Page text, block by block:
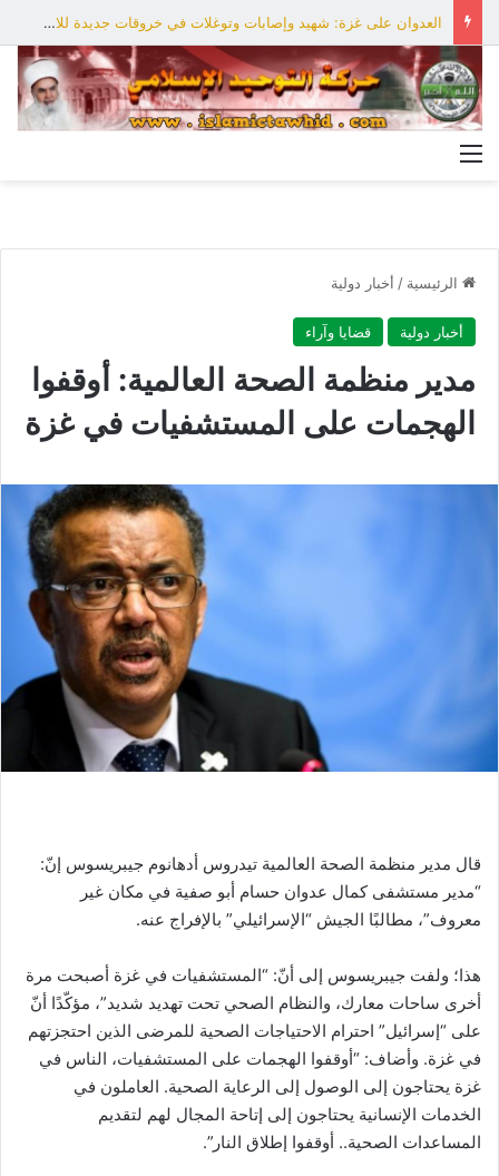
العدوان على غزة: شهيد وإصابات وتوغلات في خروقات جديدة للاحتلال
الرئيسية / أخبار دولية
أخبار دولية قضايا وآراء
مدير منظمة الصحة العالمية: أوقفوا
الهجمات على المستشفيات في غزة
قال مدير منظمة الصحة العالمية تيدروس أدهانوم جيبريسوس إنّ:
“مدير مستشفى كمال عدوان حسام أبو صفية في مكان غير
معروف”، مطالبًا الجيش “الإسرائيلي” بالإفراج عنه.
هذا؛ ولفت جيبريسوس إلى أنّ: “المستشفيات في غزة أصبحت مرة
أخرى ساحات معارك، والنظام الصحي تحت تهديد شديد”، مؤكّدًا أنّ
على “إسرائيل” احترام الاحتياجات الصحية للمرضى الذين احتجزتهم
في غزة. وأضاف: “أوقفوا الهجمات على المستشفيات، الناس في
غزة يحتاجون إلى الوصول إلى الرعاية الصحية. العاملون في
الخدمات الإنسانية يحتاجون إلى إتاحة المجال لهم لتقديم
المساعدات الصحية.. أوقفوا إطلاق النار”.